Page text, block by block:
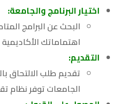
اختيار البرنامج والجامعة:
البحث عن البرامج
اهتماماتك
التقديم:
تقديم طلب الالتحاق
الجامعات توفر نظام